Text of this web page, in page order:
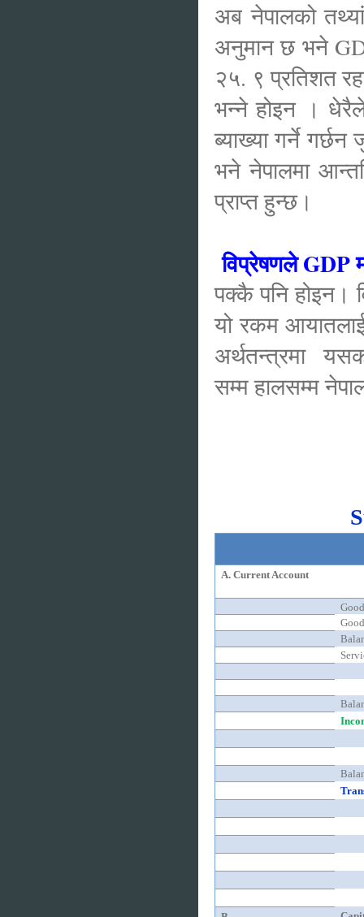
अब नेपालको
अनुमान छ भने
२५. ९ प्रतिशत
भन्ने होइन ।
ब्याख्या गर्ने
भने नेपालमा
प्राप्त हुन्छ।
विप्रेषणले GDP
पक्कै पनि होइन।
यो रकम
अर्थतन्त्रमा
सम्म हालसम्म
A. Current Account